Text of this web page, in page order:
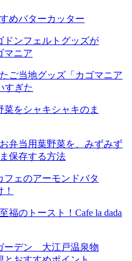
めバターカッター
ご当地グッズ「カゴマニア
すぎた
弁当用葉野菜を、みずみず
保存する方法
福のトースト！Cafe la dada